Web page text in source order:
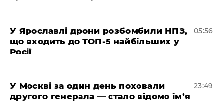
У Ярославлі дрони розбомбили НПЗ,
що входить до ТОП-5 найбільших у
Росії
05:56
​У Москві за один день поховали
другого генерала — стало відомо ім’я
23:49